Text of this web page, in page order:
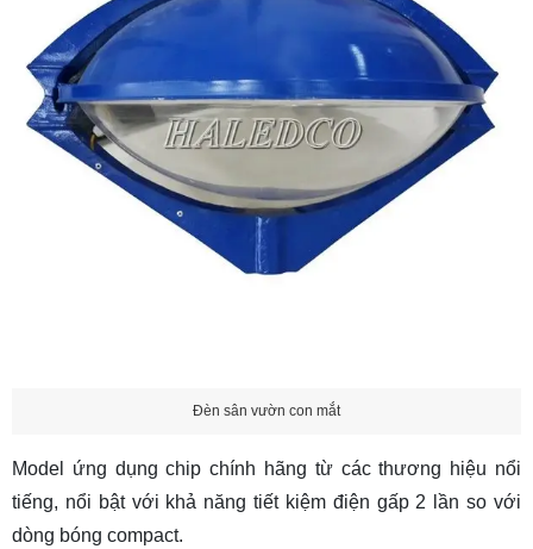
Đèn sân vườn con mắt
Model ứng dụng chip chính hãng từ các thương hiệu nổi
tiếng, nổi bật với khả năng tiết kiệm điện gấp 2 lần so với
dòng bóng compact.